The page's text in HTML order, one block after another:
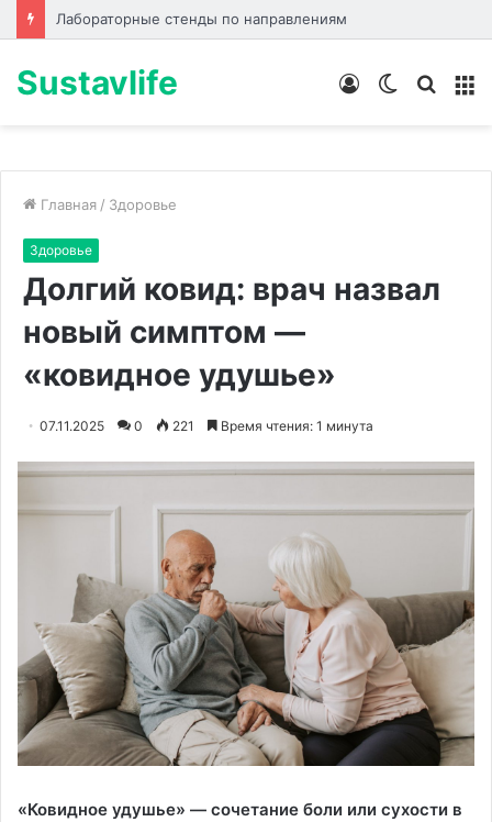
Лабораторные стенды по направлениям
Sustavlife
Switch
Войти
Главная / Здоровье
Здоровье
Долгий ковид: врач назвал
новый симптом —
«ковидное удушье»
07.11.2025 0 221 Время чтения: 1 минута
«Ковидное удушье» — сочетание боли или сухости в